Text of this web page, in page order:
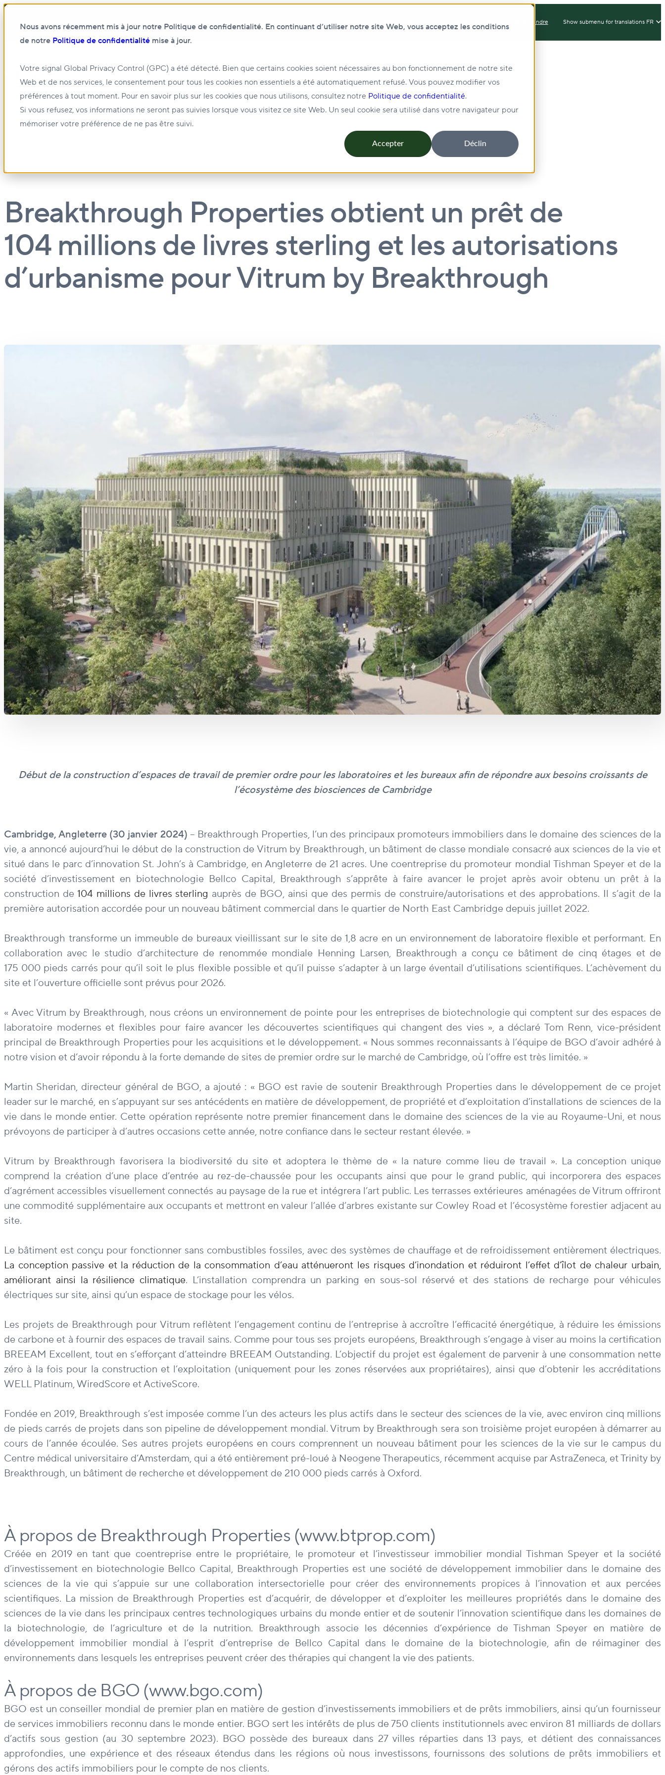
Nous avons récemment mis à jour notre Politique de confidentialité. En continuant d’utiliser notre site Web, vous acceptez les conditions
de notre Politique de confidentialité mise à jour.
Votre signal Global Privacy Control (GPC) a été détecté. Bien que certains cookies soient nécessaires au bon fonctionnement de notre site
Web et de nos services, le consentement pour tous les cookies non essentiels a été automatiquement refusé. Vous pouvez modifier vos
préférences à tout moment. Pour en savoir plus sur les cookies que nous utilisons, consultez notre Politique de confidentialité.
Si vous refusez, vos informations ne seront pas suivies lorsque vous visitez ce site Web. Un seul cookie sera utilisé dans votre navigateur pour
mémoriser votre préférence de ne pas être suivi.
Accepter Déclin
Show submenu for ClikFIX ClikFIX Connexion du Client Nous Joindre Show submenu for translations FR
Show submenu for Gestion et location Gestion et location Show submenu for Durabilité Durabilité
Breakthrough Properties obtient un prêt de
104 millions de livres sterling et les autorisations
d’urbanisme pour Vitrum by Breakthrough
Début de la construction d’espaces de travail de premier ordre pour les laboratoires et les bureaux afin de répondre aux besoins croissants de
l’écosystème des biosciences de Cambridge
Cambridge, Angleterre (30 janvier 2024) – Breakthrough Properties, l’un des principaux promoteurs immobiliers dans le domaine des sciences de la
vie, a annoncé aujourd’hui le début de la construction de Vitrum by Breakthrough, un bâtiment de classe mondiale consacré aux sciences de la vie et
situé dans le parc d’innovation St. John’s à Cambridge, en Angleterre de 21 acres. Une coentreprise du promoteur mondial Tishman Speyer et de la
société d’investissement en biotechnologie Bellco Capital, Breakthrough s’apprête à faire avancer le projet après avoir obtenu un prêt à la
construction de 104 millions de livres sterling auprès de BGO, ainsi que des permis de construire/autorisations et des approbations. Il s’agit de la
première autorisation accordée pour un nouveau bâtiment commercial dans le quartier de North East Cambridge depuis juillet 2022.
Breakthrough transforme un immeuble de bureaux vieillissant sur le site de 1,8 acre en un environnement de laboratoire flexible et performant. En
collaboration avec le studio d’architecture de renommée mondiale Henning Larsen, Breakthrough a conçu ce bâtiment de cinq étages et de
175 000 pieds carrés pour qu’il soit le plus flexible possible et qu’il puisse s’adapter à un large éventail d’utilisations scientifiques. L’achèvement du
site et l’ouverture officielle sont prévus pour 2026.
« Avec Vitrum by Breakthrough, nous créons un environnement de pointe pour les entreprises de biotechnologie qui comptent sur des espaces de
laboratoire modernes et flexibles pour faire avancer les découvertes scientifiques qui changent des vies », a déclaré Tom Renn, vice-président
principal de Breakthrough Properties pour les acquisitions et le développement. « Nous sommes reconnaissants à l’équipe de BGO d’avoir adhéré à
notre vision et d’avoir répondu à la forte demande de sites de premier ordre sur le marché de Cambridge, où l’offre est très limitée. »
Martin Sheridan, directeur général de BGO, a ajouté : « BGO est ravie de soutenir Breakthrough Properties dans le développement de ce projet
leader sur le marché, en s’appuyant sur ses antécédents en matière de développement, de propriété et d’exploitation d’installations de sciences de la
vie dans le monde entier. Cette opération représente notre premier financement dans le domaine des sciences de la vie au Royaume-Uni, et nous
prévoyons de participer à d’autres occasions cette année, notre confiance dans le secteur restant élevée. »
Vitrum by Breakthrough favorisera la biodiversité du site et adoptera le thème de « la nature comme lieu de travail ». La conception unique
comprend la création d’une place d’entrée au rez-de-chaussée pour les occupants ainsi que pour le grand public, qui incorporera des espaces
d’agrément accessibles visuellement connectés au paysage de la rue et intégrera l’art public. Les terrasses extérieures aménagées de Vitrum offriront
une commodité supplémentaire aux occupants et mettront en valeur l’allée d’arbres existante sur Cowley Road et l’écosystème forestier adjacent au
site.
Le bâtiment est conçu pour fonctionner sans combustibles fossiles, avec des systèmes de chauffage et de refroidissement entièrement électriques.
La conception passive et la réduction de la consommation d’eau atténueront les risques d’inondation et réduiront l’effet d’îlot de chaleur urbain,
améliorant ainsi la résilience climatique. L’installation comprendra un parking en sous-sol réservé et des stations de recharge pour véhicules
électriques sur site, ainsi qu’un espace de stockage pour les vélos.
Les projets de Breakthrough pour Vitrum reflètent l’engagement continu de l’entreprise à accroître l’efficacité énergétique, à réduire les émissions
de carbone et à fournir des espaces de travail sains. Comme pour tous ses projets européens, Breakthrough s’engage à viser au moins la certification
BREEAM Excellent, tout en s’efforçant d’atteindre BREEAM Outstanding. L’objectif du projet est également de parvenir à une consommation nette
zéro à la fois pour la construction et l’exploitation (uniquement pour les zones réservées aux propriétaires), ainsi que d’obtenir les accréditations
WELL Platinum, WiredScore et ActiveScore.
Fondée en 2019, Breakthrough s’est imposée comme l’un des acteurs les plus actifs dans le secteur des sciences de la vie, avec environ cinq millions
de pieds carrés de projets dans son pipeline de développement mondial. Vitrum by Breakthrough sera son troisième projet européen à démarrer au
cours de l’année écoulée. Ses autres projets européens en cours comprennent un nouveau bâtiment pour les sciences de la vie sur le campus du
Centre médical universitaire d’Amsterdam, qui a été entièrement pré-loué à Neogene Therapeutics, récemment acquise par AstraZeneca, et Trinity by
Breakthrough, un bâtiment de recherche et développement de 210 000 pieds carrés à Oxford.
À propos de Breakthrough Properties (www.btprop.com)
Créée en 2019 en tant que coentreprise entre le propriétaire, le promoteur et l’investisseur immobilier mondial Tishman Speyer et la société
d’investissement en biotechnologie Bellco Capital, Breakthrough Properties est une société de développement immobilier dans le domaine des
sciences de la vie qui s’appuie sur une collaboration intersectorielle pour créer des environnements propices à l’innovation et aux percées
scientifiques. La mission de Breakthrough Properties est d’acquérir, de développer et d’exploiter les meilleures propriétés dans le domaine des
sciences de la vie dans les principaux centres technologiques urbains du monde entier et de soutenir l’innovation scientifique dans les domaines de
la biotechnologie, de l’agriculture et de la nutrition. Breakthrough associe les décennies d’expérience de Tishman Speyer en matière de
développement immobilier mondial à l’esprit d’entreprise de Bellco Capital dans le domaine de la biotechnologie, afin de réimaginer des
environnements dans lesquels les entreprises peuvent créer des thérapies qui changent la vie des patients.
À propos de BGO (www.bgo.com)
BGO est un conseiller mondial de premier plan en matière de gestion d’investissements immobiliers et de prêts immobiliers, ainsi qu’un fournisseur
de services immobiliers reconnu dans le monde entier. BGO sert les intérêts de plus de 750 clients institutionnels avec environ 81 milliards de dollars
d’actifs sous gestion (au 30 septembre 2023). BGO possède des bureaux dans 27 villes réparties dans 13 pays, et détient des connaissances
approfondies, une expérience et des réseaux étendus dans les régions où nous investissons, fournissons des solutions de prêts immobiliers et
gérons des actifs immobiliers pour le compte de nos clients.